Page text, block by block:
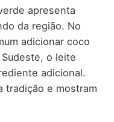
apresenta
da região. No
adicionar coco
o leite
adicional.
tradição e mostram